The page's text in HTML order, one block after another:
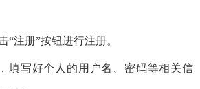
“注册”按钮进行注册。
填写好个人的用户名、密码等相关信